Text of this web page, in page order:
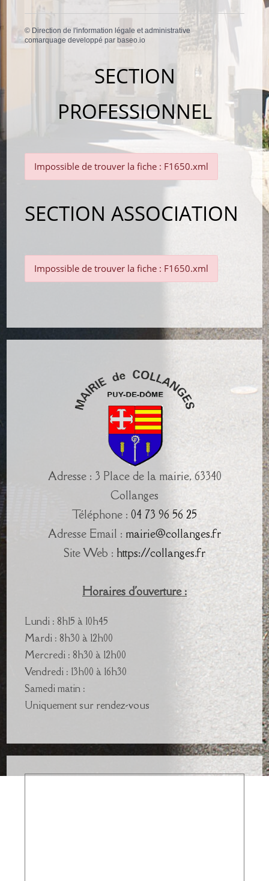
© Direction de l'information légale et administrative
comarquage developpé par baseo.io
SECTION
PROFESSIONNEL
Impossible de trouver la fiche : F1650.xml
SECTION ASSOCIATION
Impossible de trouver la fiche : F1650.xml
Adresse : 3 Place de la mairie, 63340
Collanges
Téléphone : 04 73 96 56 25
Adresse Email : mairie@collanges.fr
Site Web : https://collanges.fr
Horaires d'ouverture :
Lundi : 8h15 à 10h45
Mardi : 8h30 à 12h00
Mercredi : 8h30 à 12h00
Vendredi : 13h00 à 16h30
Samedi matin :
Uniquement sur rendez-vous